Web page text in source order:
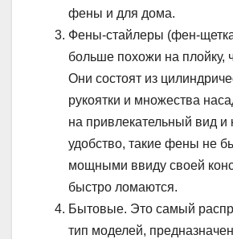
фены и для дома.
Фены-стайлеры (фен-
больше похожи на плойку,
Они состоят из
рукоятки и множества
на привлекательный вид и
удобство, такие фены не
мощными ввиду своей
быстро ломаются.
Бытовые. Это самый
тип моделей,